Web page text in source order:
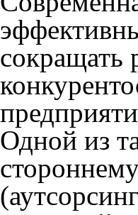
сокращать
Одной из